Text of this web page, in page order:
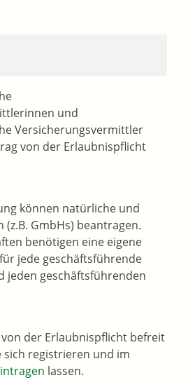
und
Versicherungsvermittler
von der Erlaubnispflicht
können natürliche und
GmbHs) beantragen.
benötigen eine eigene
jede geschäftsführende
jeden geschäftsführenden
von der Erlaubnispflicht befreit
sich registrieren und im
lassen.